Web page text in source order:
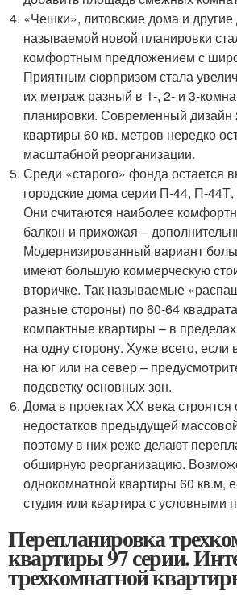
«Чешки», литовские дома и другие
называемой новой планировки
комфортным предложением с
Приятным сюрпризом стала
их метраж разный в 1-, 2- и 3-
планировки. Современный дизайн
квартиры 60 кв. метров нередко
масштабной реорганизации.
Среди «старого» фонда остается
городские дома серии П-44, П-
Они считаются наиболее
балкон и прихожая –
Модернизированный вариант
имеют большую коммерческую
вторичке. Так называемые
разные стороны) по 60-64
компактные квартиры – в
на одну сторону. Хуже всего, если
на юг или на север –
подсветку основных зон.
Дома в проектах ХХ века строятся
недостатков предыдущей
поэтому в них реже делают
обширную реорганизацию.
однокомнатной квартиры 60 кв.м,
студия или квартира с условными
Перепланировка
квартиры 97 серии.
трехкомнатной